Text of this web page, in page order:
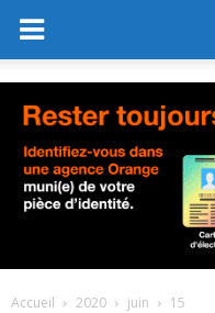
Accueil 2020 juin 15